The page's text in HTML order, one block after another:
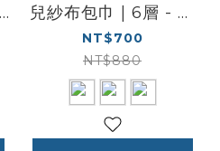
兒紗布包巾 | 6層 - 三
色 ( 70 x 120 cm )
NT$700
NT$880